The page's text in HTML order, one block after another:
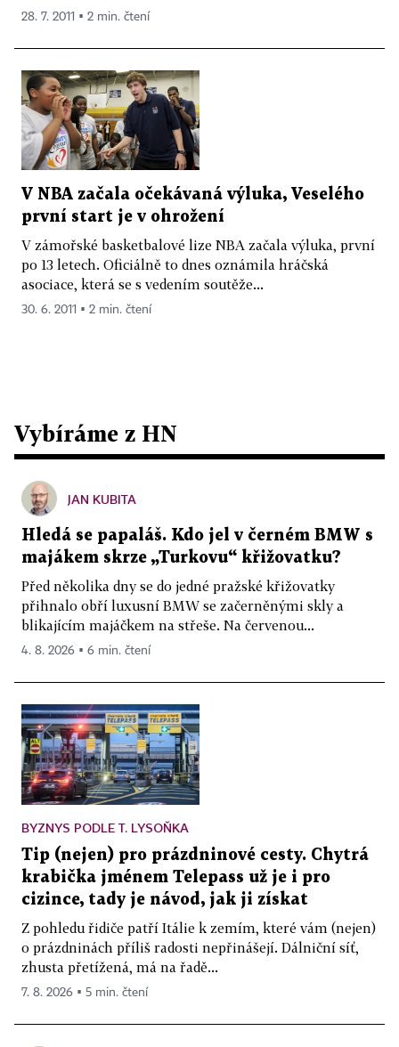
28. 7. 2011 ▪ 2 min. čtení
V NBA začala očekávaná výluka, Veselého
první start je v ohrožení
V zámořské basketbalové lize NBA začala výluka, první
po 13 letech. Oficiálně to dnes oznámila hráčská
asociace, která se s vedením soutěže...
30. 6. 2011 ▪ 2 min. čtení
Vybíráme z HN
JAN KUBITA
Hledá se papaláš. Kdo jel v černém BMW s
majákem skrze „Turkovu“ křižovatku?
Před několika dny se do jedné pražské křižovatky
přihnalo obří luxusní BMW se začerněnými skly a
blikajícím majáčkem na střeše. Na červenou...
4. 8. 2026 ▪ 6 min. čtení
BYZNYS PODLE T. LYSOŇKA
Tip (nejen) pro prázdninové cesty. Chytrá
krabička jménem Telepass už je i pro
cizince, tady je návod, jak ji získat
Z pohledu řidiče patří Itálie k zemím, které vám (nejen)
o prázdninách příliš radosti nepřinášejí. Dálniční síť,
zhusta přetížená, má na řadě...
7. 8. 2026 ▪ 5 min. čtení